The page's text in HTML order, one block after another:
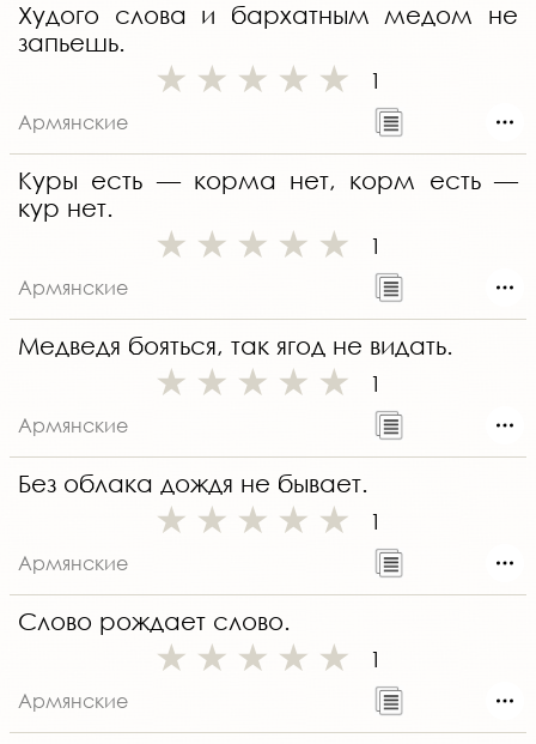
Худого слова и бархатным медом не
запьешь.
1
Армянские
Куры есть — корма нет, корм есть —
кур нет.
1
Армянские
Медведя бояться, так ягод не видать.
1
Армянские
Без облака дождя не бывает.
1
Армянские
Слово рождает слово.
1
Армянские